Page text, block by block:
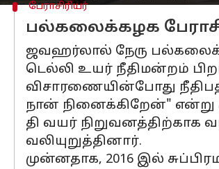
பேராசிரியர்
பல்கலைக்கழக
ஜவஹர்லால் நேரு
டெல்லி உயர் நீதிமன்றம்
விசாரணையின்போது
நான் நினைக்கிறேன்" என்று
தி வயர் நிறுவனத்திற்காக
வலியுறுத்தினார்.
முன்னதாக, 2016 இல்